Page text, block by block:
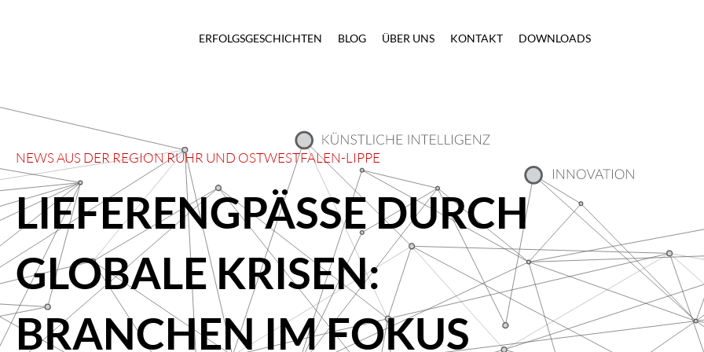
ERFOLGSGESCHICHTEN BLOG ÜBER UNS KONTAKT DOWNLOADS
NEWS AUS DER RE­GION RUHR UND OSTWEST­FALEN-LIPPE
LIEFERENGPÄSSE DURCH
GLOBALE KRISEN:
BRANCHEN IM FOKUS